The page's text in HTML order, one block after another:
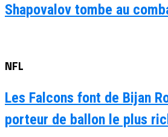
Shapovalov tombe au
NFL
Les Falcons font de Bijan
porteur de ballon le plus